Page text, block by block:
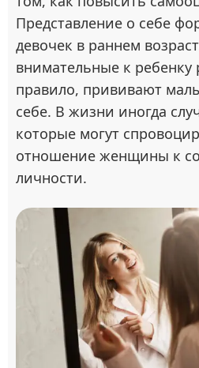
Представление о себе
девочек в раннем
внимательные к ребенку
правило, прививают
себе. В жизни иногда
которые могут
отношение женщины к
личности.